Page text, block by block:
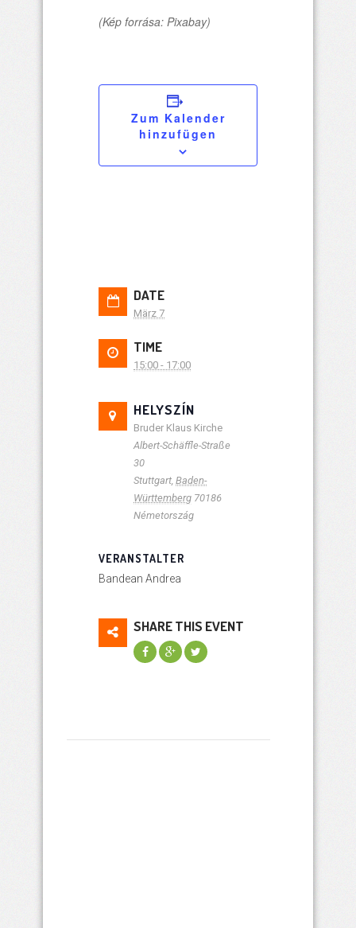
(Kép forrása: Pixabay)
Zum Kalender
hinzufügen
DATE
März 7
TIME
15:00 - 17:00
HELYSZÍN
Bruder Klaus Kirche
Albert-Schäffle-Straße
30
Stuttgart, Baden-
Württemberg 70186
Németország
VERANSTALTER
Bandean Andrea
SHARE THIS EVENT